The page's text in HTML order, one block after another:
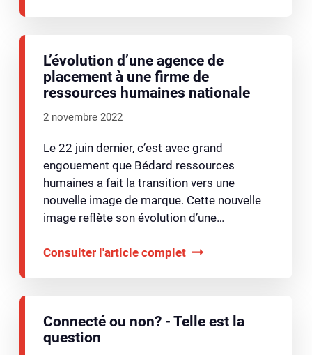
L’évolution d’une agence de
placement à une firme de
ressources humaines nationale
2 novembre 2022
Le 22 juin dernier, c’est avec grand
engouement que Bédard ressources
humaines a fait la transition vers une
nouvelle image de marque. Cette nouvelle
image reflète son évolution d’une…
Consulter l'article complet
Connecté ou non? - Telle est la
question